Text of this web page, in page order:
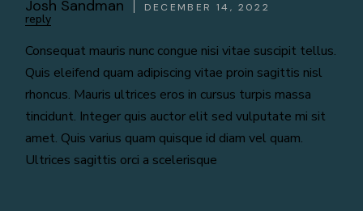
Josh Sandman DECEMBER 14, 2022
reply
Consequat mauris nunc congue nisi vitae suscipit tellus.
Quis eleifend quam adipiscing vitae proin sagittis nisl
rhoncus. Mauris ultrices eros in cursus turpis massa
tincidunt. Integer quis auctor elit sed vulputate mi sit
amet. Quis varius quam quisque id diam vel quam.
Ultrices sagittis orci a scelerisque